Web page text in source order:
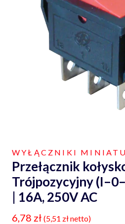
WYŁĄCZNIKI
Przełącznik
Trójpozycyjny
| 16A, 250V AC
6,78 zł (5,51 złnetto)